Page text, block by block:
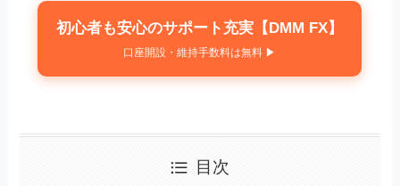
初心者も安心のサポート充実【DMM FX】
口座開設・維持手数料は無料 ▶
目次